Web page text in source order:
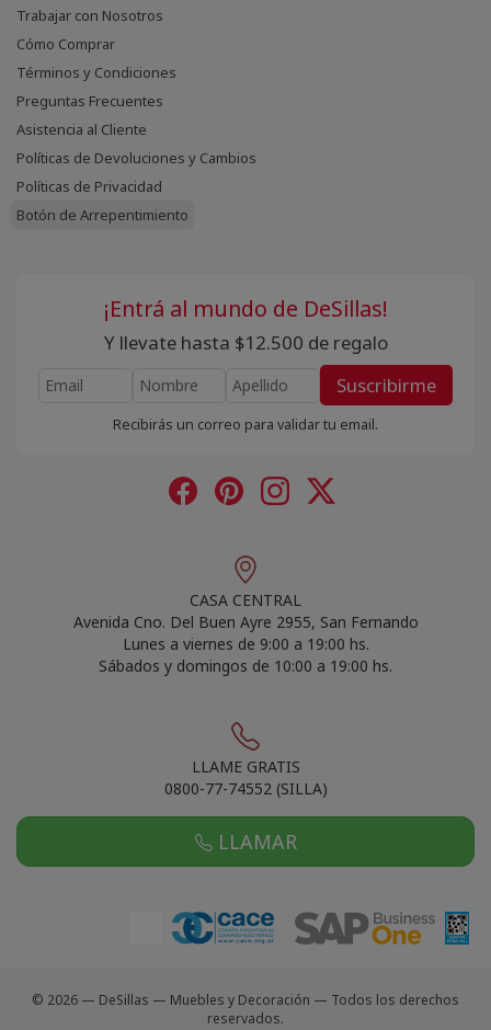
Trabajar con Nosotros
Cómo Comprar
Términos y Condiciones
Preguntas Frecuentes
Asistencia al Cliente
Políticas de Devoluciones y Cambios
Políticas de Privacidad
Botón de Arrepentimiento
¡Entrá al mundo de DeSillas!
Y llevate hasta $12.500 de regalo
Suscribirme
Recibirás un correo para validar tu email.
CASA CENTRAL
Avenida Cno. Del Buen Ayre 2955, San Fernando
Lunes a viernes de 9:00 a 19:00 hs.
Sábados y domingos de 10:00 a 19:00 hs.
LLAME GRATIS
0800-77-74552 (SILLA)
LLAMAR
© 2026 — DeSillas — Muebles y Decoración — Todos los derechos
reservados.